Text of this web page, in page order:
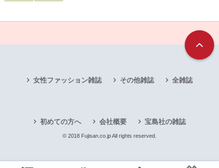
女性ファッション雑誌 その他雑誌 全雑誌
初めての方へ 会社概要 宝島社の雑誌
© 2018 Fujisan.co.jp All rights reserved.